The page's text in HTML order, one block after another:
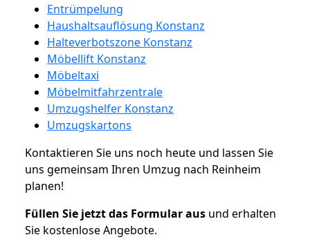
Entrümpelung
Haushaltsauflösung Konstanz
Halteverbotszone Konstanz
Möbellift Konstanz
Möbeltaxi
Möbelmitfahrzentrale
Umzugshelfer Konstanz
Umzugskartons
Kontaktieren Sie uns noch heute und lassen Sie
uns gemeinsam Ihren Umzug nach Reinheim
planen!
Füllen Sie jetzt das Formular aus und erhalten
Sie kostenlose Angebote.